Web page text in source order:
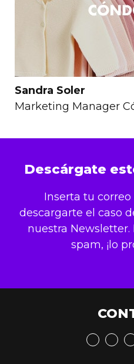
Sandra Soler
Marketing Manager
Descárgate
Inserta tu
descargarte el caso
nuestra
spam, ¡lo